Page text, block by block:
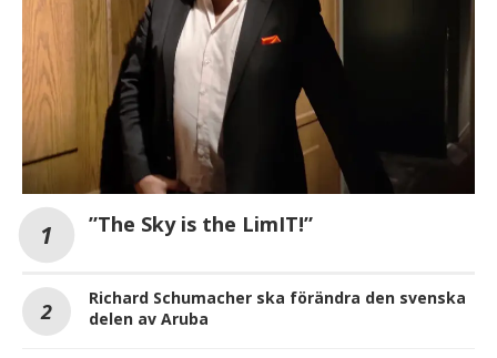
”The Sky is the LimIT!”
Richard Schumacher ska förändra den svenska
delen av Aruba